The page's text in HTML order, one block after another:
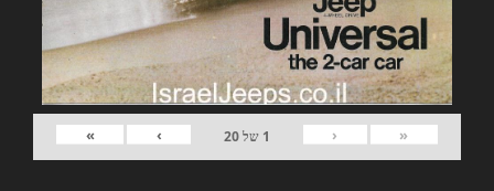
«
‹
1 של20
›
»